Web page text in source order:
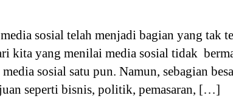
sosial telah menjadi bagian yang tak
kita yang menilai media sosial tidak
sosial satu pun. Namun, sebagian
seperti bisnis, politik, pemasaran, […]